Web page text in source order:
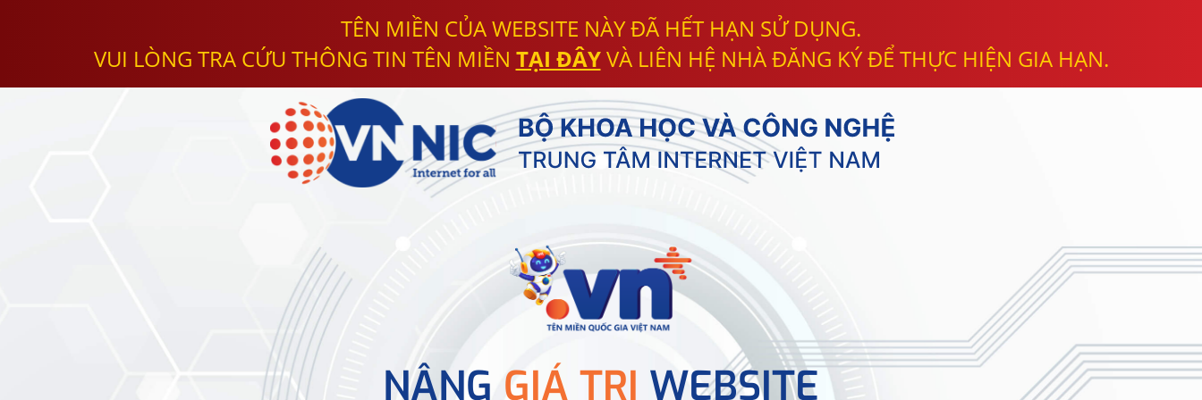
TÊN MIỀN CỦA WEBSITE NÀY ĐÃ HẾT HẠN SỬ DỤNG.
VUI LÒNG TRA CỨU THÔNG TIN TÊN MIỀN TẠI ĐÂYVÀ LIÊN HỆ NHÀ ĐĂNG KÝ ĐỂ THỰC HIỆN GIA HẠN.
NÂNG GIÁ TRỊ WEBSITE